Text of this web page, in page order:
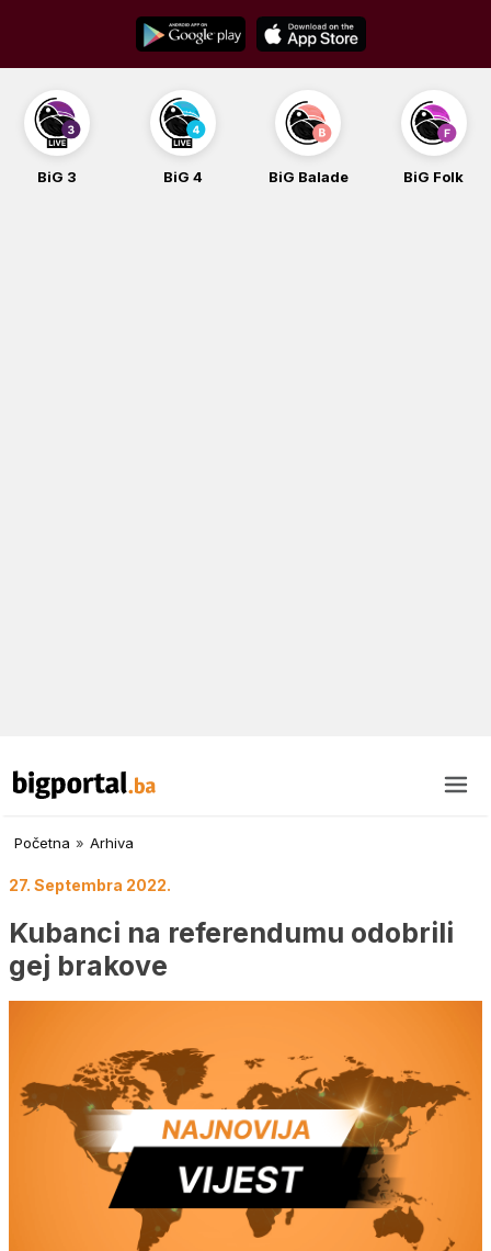
content
BiG 3 BiG 4 BiG Balade BiG Folk
Početna » Arhiva
27. Septembra 2022.
Kubanci na referendumu odobrili
gej brakove